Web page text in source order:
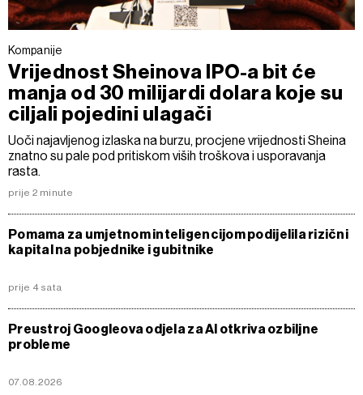
Kompanije
Vrijednost Sheinova IPO-a bit će
manja od 30 milijardi dolara koje su
ciljali pojedini ulagači
Uoči najavljenog izlaska na burzu, procjene vrijednosti Sheina
znatno su pale pod pritiskom viših troškova i usporavanja
rasta.
prije 2 minute
Pomama za umjetnom inteligencijom podijelila rizični
kapital na pobjednike i gubitnike
prije 4 sata
Preustroj Googleova odjela za AI otkriva ozbiljne
probleme
07.08.2026